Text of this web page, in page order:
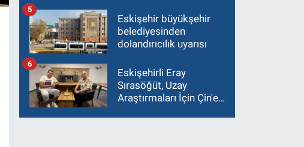
Eskişehir büyükşehir
belediyesinden
dolandırıcılık uyarısı
5
Eskişehirli Eray
Sırasöğüt, Uzay
Araştırmaları İçin Çin'e
6